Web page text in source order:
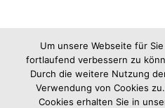
Um unsere Webseite für
fortlaufend verbessern zu
Durch die weitere Nutzung
Verwendung von Cookies
Cookies erhalten Sie in